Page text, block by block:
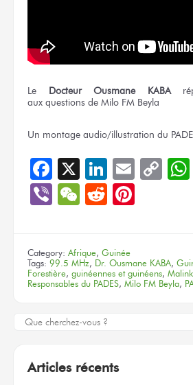
Le Docteur Ousmane KABA
aux questions de Milo FM Beyla
Un montage audio/illustration du
Facebook
X LinkedIn
Email
ViberWeChat
Reddit
Category: Afrique, Guinée
Tags: 99.5 MHz, Dr. Ousmane KABA,
Forestière, guinéennes et guinéens,
Responsables du PADES, Milo FM Beyla,
Articles récents